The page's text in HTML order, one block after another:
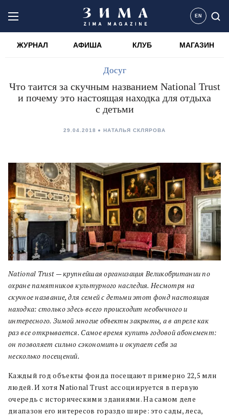
EN
ЖУРНАЛ АФИША КЛУБ МАГАЗИН
Досуг
Что таится за скучным названием National Trust
и почему это настоящая находка для отдыха
с детьми
29.04.2018 НАТАЛЬЯ СКЛЯРОВА
National Trust — крупнейшая организация Великобритании по
охране памятников культурного наследия. Несмотря на
скучное название, для семей с детьми этот фонд настоящая
находка: столько здесь всего происходит необычного и
интересного. Зимой многие объекты закрыты, а в апреле как
раз все открывается. Самое время купить годовой абонемент:
он позволяет сильно сэкономить и окупает себя за
несколько посещений.
Каждый год объекты фонда посещают примерно 22,5 млн
людей. И хотя National Trust ассоциируется в первую
очередь с историческими зданиями. На самом деле
диапазон его интересов гораздо шире: это сады, леса,